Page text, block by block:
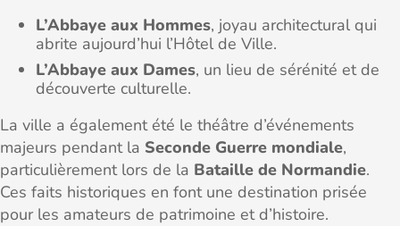
L’Abbaye aux Hommes, joyau architectural qui
abrite aujourd’hui l’Hôtel de Ville.
L’Abbaye aux Dames, un lieu de sérénité et de
découverte culturelle.
La ville a également été le théâtre d’événements
majeurs pendant la Seconde Guerre mondiale,
particulièrement lors de la Bataille de Normandie.
Ces faits historiques en font une destination prisée
pour les amateurs de patrimoine et d’histoire.